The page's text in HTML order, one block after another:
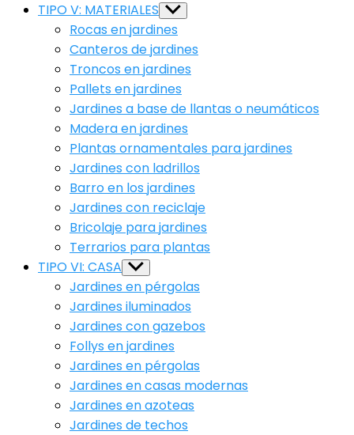
TIPO V: MATERIALES Show
sub
menu
Rocas en jardines
Canteros de jardines
Troncos en jardines
Pallets en jardines
Jardines a base de llantas o neumáticos
Madera en jardines
Plantas ornamentales para jardines
Jardines con ladrillos
Barro en los jardines
Jardines con reciclaje
Bricolaje para jardines
Terrarios para plantas
TIPO VI: CASA Show
sub
menu
Jardines en pérgolas
Jardines iluminados
Jardines con gazebos
Follys en jardines
Jardines en pérgolas
Jardines en casas modernas
Jardines en azoteas
Jardines de techos